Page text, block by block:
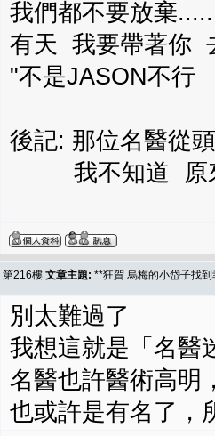
我們都不要放棄.....
有天 我要帶著你
"不是JASON不行
後記: 那位名醫從
我不知道 原來
第216樓 文章主題: **狂賀 烏梅的小岱子找
別太難過了
我想這就是「名醫
名醫也許醫術高明
也或許是有名了，